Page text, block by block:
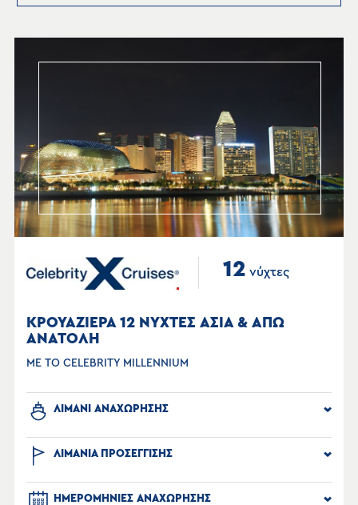
12 νύχτες
ΚΡΟΥΑΖΙΕΡΑ 12 ΝΥΧΤΕΣ ΑΣΙΑ & ΑΠΩ
ΑΝΑΤΟΛΗ
ΜΕ ΤΟ CELEBRITY MILLENNIUM
ΛΙΜΑΝΙ ΑΝΑΧΩΡΗΣΗΣ
ΛΙΜΑΝΙΑ ΠΡΟΣΕΓΓΙΣΗΣ
ΗΜΕΡΟΜΗΝΙΕΣ ΑΝΑΧΩΡΗΣΗΣ